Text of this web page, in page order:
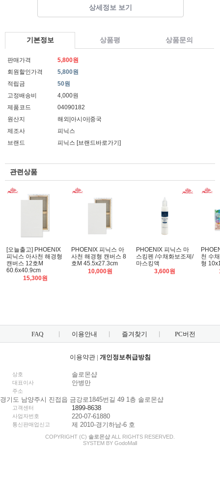
상세정보 보기
기본정보 상품평 상품문의
판매가격
5,800원
회원할인가격
5,800원
적립금
50원
고정배송비
4,000원
제품코드
04090182
원산지
해외|아시아|중국
제조사
피닉스
브랜드
피닉스 [브랜드바로가기]
관련상품
[오늘출고] PHOENIX
피닉스 아사천 해경형
캔버스 12호M
60.6x40.9cm
15,300원
PHOENIX 피닉스 아
사천 해경형 캔버스 8
호M 45.5x27.3cm
10,000원
PHOENIX 피닉스 마
스킹펜 /수채화보조제/
마스킹액
3,600원
천 수
형
FAQ 이용안내 즐겨찾기 PC버전
이용약관| 개인정보취급방침
상호 솔로몬샵
대표이사 안병만
주소
경기도 남양주시 진접읍 금강로1845번길 49 1층 솔로몬샵
고객센터 1899-8638
사업자번호 220-07-61880
통신판매업신고 제 2010-경기하남-6 호
COPYRIGHT (C) 솔로몬샵 ALL RIGHTS RESERVED.
SYSTEM BY GodoMall